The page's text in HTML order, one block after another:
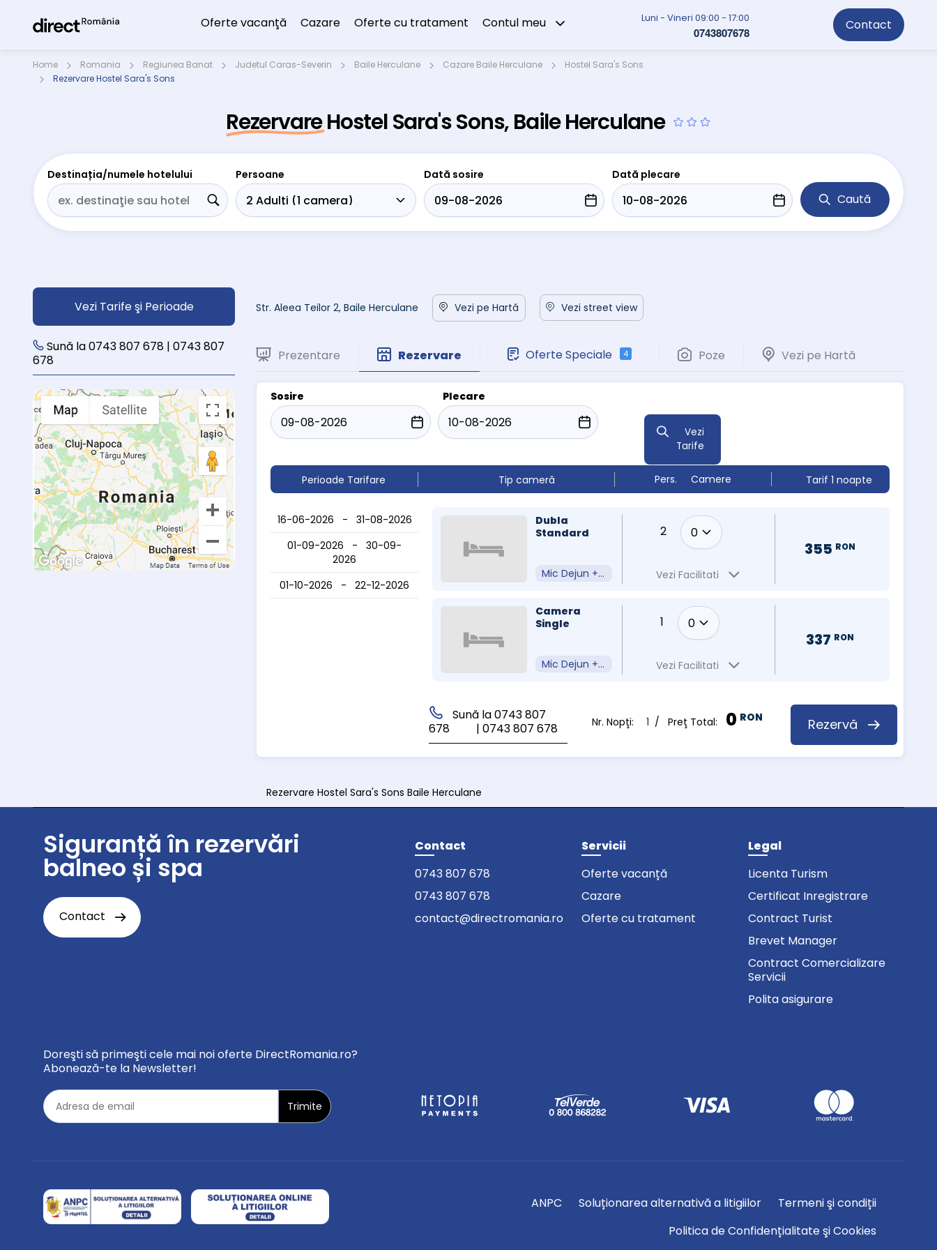
Oferte vacanţă Cazare Oferte cu tratament Contul meu Luni - Vineri 09:00 - 17:00
0743807678 Contact
Home Romania Regiunea Banat Judetul Caras-Severin Baile Herculane Cazare Baile Herculane
Hostel Sara's Sons
Rezervare Hostel Sara's Sons
Rezervare Hostel Sara's Sons, Baile Herculane
Destinația/numele hotelului Persoane Dată sosire Dată plecare
Caută
Vezi Tarife şi Perioade
Sună la 0743 807 678 | 0743 807
678
Str. Aleea Teilor 2, Baile Herculane Vezi pe Hartă Vezi street view
Prezentare Rezervare Oferte Speciale 4 Poze Vezi pe Hartă
Sosire Plecare
Vezi
Tarife
Perioade Tarifare
16-06-2026 - 31-08-2026
01-09-2026 - 30-09-
2026
01-10-2026 - 22-12-2026
Tip cameră Pers. Camere Tarif 1 noapte
Dubla
Standard
Mic Dejun + Acces Spa
2
Vezi Facilitati
355 RON
Camera
Single
Mic Dejun + Acces Spa
1
Vezi Facilitati
337 RON
Sună la 0743 807
678
| 0743 807 678 Nr. Nopţi: 1 / Preţ Total: 0 RON Rezervă
Rezervare Hostel Sara's Sons Baile Herculane
Siguranță în rezervări
balneo și spa
Contact
Contact
0743 807 678
0743 807 678
contact@directromania.ro
Servicii
Oferte vacanță
Cazare
Oferte cu tratament
Legal
Licenta Turism
Certificat Inregistrare
Contract Turist
Brevet Manager
Contract Comercializare
Servicii
Polita asigurare
Doreşti să primeşti cele mai noi oferte DirectRomania.ro?
Abonează-te la Newsletter!
ANPC Soluționarea alternativă a litigiilor
Termeni şi condiții
Politica de Confidențialitate şi Cookies